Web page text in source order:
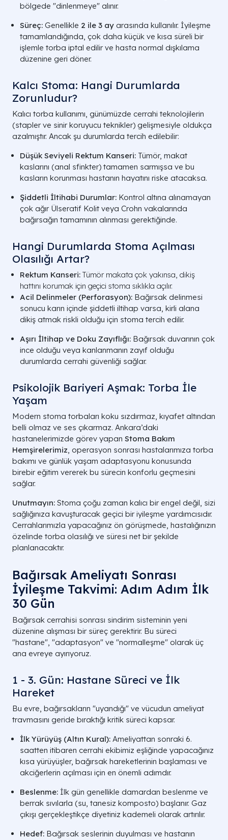
Özellik Laparoskopik (Kapalı)
bölgede "dinlenmeye" alınır.
Süreç: Genellikle 2 ile 3 ay arasında kullanılır. İyileşme
tamamlandığında, çok daha küçük ve kısa süreli bir
işlemle torba iptal edilir ve hasta normal dışkılama
düzenine geri döner.
Kalcı Stoma: Hangi Durumlarda
Zorunludur?
Kalıcı torba kullanımı, günümüzde cerrahi teknolojilerin
(stapler ve sinir koruyucu teknikler) gelişmesiyle oldukça
azalmıştır. Ancak şu durumlarda tercih edilebilir:
Düşük Seviyeli Rektum Kanseri: Tümör, makat
kaslarını (anal sfinkter) tamamen sarmışsa ve bu
kasların korunması hastanın hayatını riske atacaksa.
Şiddetli İltihabi Durumlar: Kontrol altına alınamayan
çok ağır Ülseratif Kolit veya Crohn vakalarında
bağırsağın tamamının alınması gerektiğinde.
Hangi Durumlarda Stoma Açılması
Olasılığı Artar?
Rektum Kanseri: Tümör makata çok yakınsa, dikiş
hattını korumak için geçici stoma sıklıkla açılır.
Acil Delinmeler (Perforasyon): Bağırsak delinmesi
sonucu karın içinde şiddetli iltihap varsa, kirli alana
dikiş atmak riskli olduğu için stoma tercih edilir.
Aşırı İltihap ve Doku Zayıflığı: Bağırsak duvarının çok
ince olduğu veya kanlanmanın zayıf olduğu
durumlarda cerrahi güvenliği sağlar.
Psikolojik Bariyeri Aşmak: Torba İle
Yaşam
Modern stoma torbaları koku sızdırmaz, kıyafet altından
belli olmaz ve ses çıkarmaz. Ankara’daki
hastanelerimizde görev yapan Stoma Bakım
Hemşirelerimiz , operasyon sonrası hastalarımıza torba
bakımı ve günlük yaşam adaptasyonu konusunda
birebir eğitim vererek bu sürecin konforlu geçmesini
sağlar.
Unutmayın: Stoma çoğu zaman kalıcı bir engel değil, sizi
sağlığınıza kavuşturacak geçici bir iyileşme yardımcısıdır.
Cerrahlarımızla yapacağınız ön görüşmede, hastalığınızın
özelinde torba olasılığı ve süresi net bir şekilde
planlanacaktır.
Bağırsak Ameliyatı Sonrası
İyileşme Takvimi: Adım Adım İlk
30 Gün
Bağırsak cerrahisi sonrası sindirim sisteminin yeni
düzenine alışması bir süreç gerektirir. Bu süreci
"hastane", "adaptasyon" ve "normalleşme" olarak üç
ana evreye ayırıyoruz.
1 - 3. Gün: Hastane Süreci ve İlk
Hareket
Bu evre, bağırsakların "uyandığı" ve vücudun ameliyat
travmasını geride bıraktığı kritik süreci kapsar.
İlk Yürüyüş (Altın Kural): Ameliyattan sonraki 6.
saatten itibaren cerrahi ekibimiz eşliğinde yapacağınız
kısa yürüyüşler, bağırsak hareketlerinin başlaması ve
akciğerlerin açılması için en önemli adımdır.
Beslenme: İlk gün genellikle damardan beslenme ve
berrak sıvılarla (su, tanesiz komposto) başlanır. Gaz
çıkışı gerçekleştikçe diyetiniz kademeli olarak artırılır.
Hedef: Bağırsak seslerinin duyulması ve hastanın